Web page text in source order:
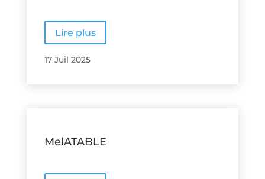
Lire plus
17 Juil 2025
MelATABLE